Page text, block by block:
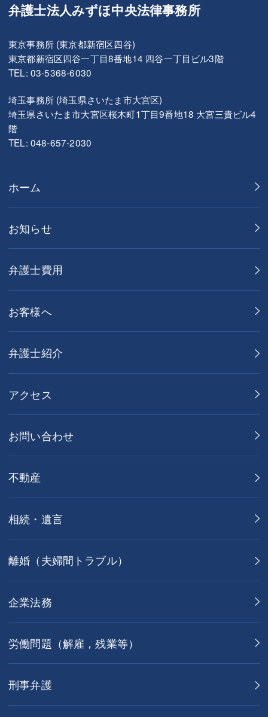
弁護士法人みずほ中央法律事務所
東京事務所 (東京都新宿区四谷)
東京都新宿区四谷一丁目8番地14 四谷一丁目ビル3階
TEL: 03-5368-6030
埼玉事務所 (埼玉県さいたま市大宮区)
埼玉県さいたま市大宮区桜木町1丁目9番地18 大宮三貴ビル4
階
TEL: 048-657-2030
ホーム
お知らせ
弁護士費用
お客様へ
弁護士紹介
アクセス
お問い合わせ
不動産
相続・遺言
離婚（夫婦間トラブル）
企業法務
労働問題（解雇，残業等）
刑事弁護